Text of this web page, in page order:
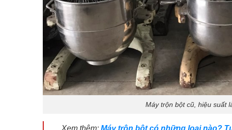
Máy trộn bột cũ, hiệu suất
Xem thêm: Máy trộn bột có những loại nào?